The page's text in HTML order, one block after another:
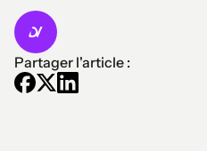
Partager l'article :